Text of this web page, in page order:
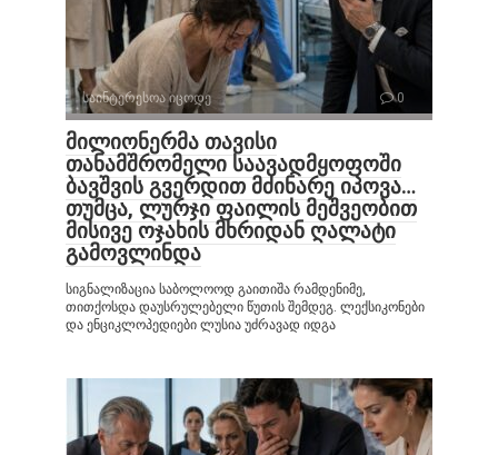
საინტერესოა იცოდე 0
მილიონერმა თავისი
თანამშრომელი საავადმყოფოში
ბავშვის გვერდით მძინარე იპოვა…
თუმცა, ლურჯი ფაილის მეშვეობით
მისივე ოჯახის მხრიდან ღალატი
გამოვლინდა
სიგნალიზაცია საბოლოოდ გაითიშა რამდენიმე,
თითქოსდა დაუსრულებელი წუთის შემდეგ. ლექსიკონები
და ენციკლოპედიები ლუსია უძრავად იდგა